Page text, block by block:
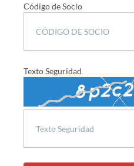
Código de Socio
Texto Seguridad